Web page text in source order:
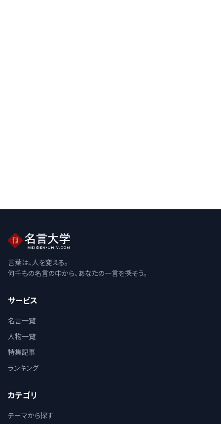
言葉は、人を変える。
何千もの名言の中から、あなたの一言を探そう。
サービス
名言一覧
人物一覧
特集記事
ランキング
カテゴリ
テーマから探す